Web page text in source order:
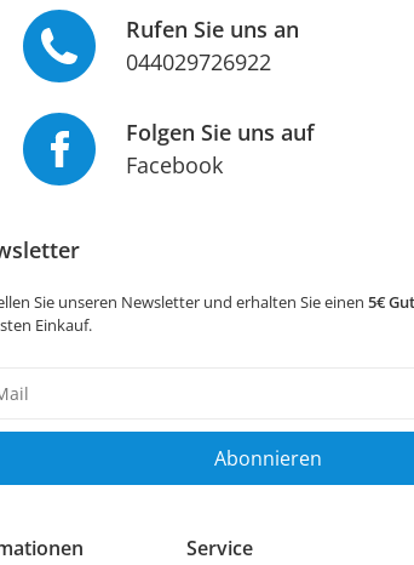
Rufen Sie uns an
044029726922
Folgen Sie uns auf
Facebook
Sie unseren Newsletter und erhalten Sie einen 5€
Einkauf.
Abonnieren
Service